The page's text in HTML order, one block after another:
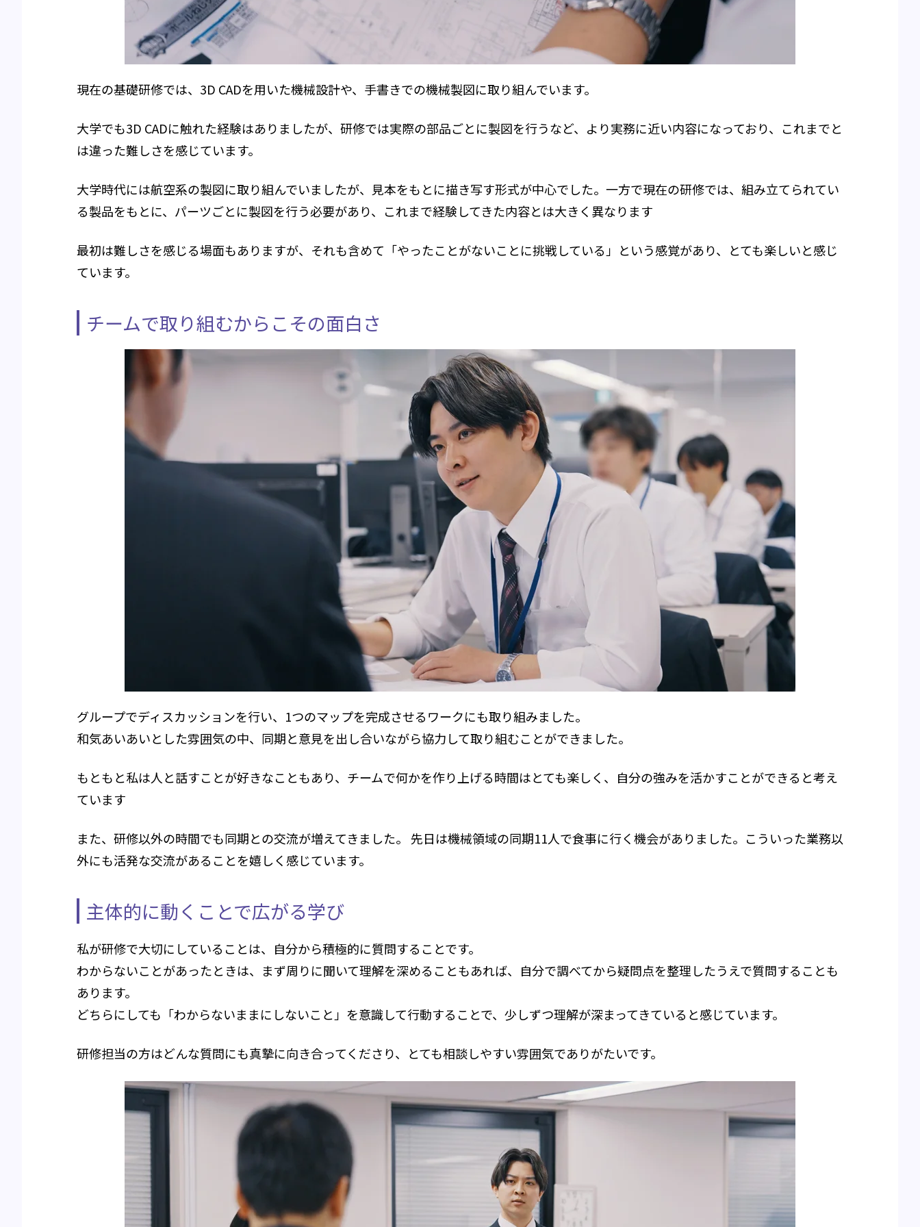
現在の基礎研修では、 3D CADを用いた機械設計や、手書きでの機械製図に取り組んでいます。
大学でも3D CADに触れた経験はありましたが、研修では実際の部品ごとに製図を行うなど、より実務に近い内容になっており、これまでと
は違った難しさを感じています。
大学時代には航空系の製図に取り組んでいましたが、見本をもとに描き写す形式が中心でした。一方で現在の研修では、組み立てられてい
る製品をもとに、パーツごとに製図を行う必要があり、これまで経験してきた内容とは大きく異なります
最初は難しさを感じる場面もありますが、それも含めて「やったことがないことに挑戦している」という感覚があり、とても楽しいと感じ
ています。
チームで取り組むからこその面白さ
グループでディスカッションを行い、1つのマップを完成させるワークにも取り組みました。
和気あいあいとした雰囲気の中、同期と意見を出し合いながら協力して取り組むことができました。
もともと私は人と話すことが好きなこともあり、チームで何かを作り上げる時間はとても楽しく、自分の強みを活かすことができると考え
ています
また、研修以外の時間でも同期との交流が増えてきました。 先日は機械領域の同期11人で食事に行く機会がありました。こういった業務以
外にも活発な交流があることを嬉しく感じています。
主体的に動くことで広がる学び
私が研修で大切にしていることは、自分から積極的に質問することです。
わからないことがあったときは、まず周りに聞いて理解を深めることもあれば、自分で調べてから疑問点を整理したうえで質問することも
あります。
どちらにしても「わからないままにしないこと」を意識して行動することで、少しずつ理解が深まってきていると感じています。
研修担当の方はどんな質問にも真摯に向き合ってくださり、とても相談しやすい雰囲気でありがたいです。